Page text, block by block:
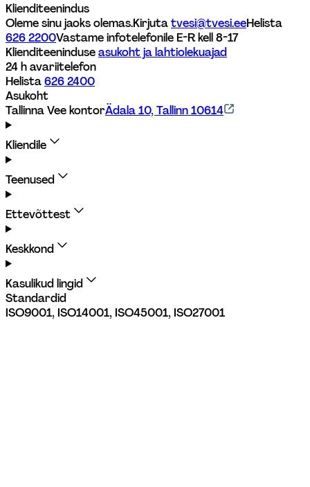
Klienditeenindus
Oleme sinu jaoks olemas.Kirjuta tvesi@tvesi.eeHelista
626 2200Vastame infotelefonile E-R kell 8-17
Klienditeeninduse asukoht ja lahtiolekuajad
24 h avariitelefon
Helista 626 2400
Asukoht
Tallinna Vee kontorÄdala 10, Tallinn 10614
Kliendile
Teenused
Ettevõttest
Keskkond
Kasulikud lingid
Standardid
ISO9001, ISO14001, ISO45001, ISO27001